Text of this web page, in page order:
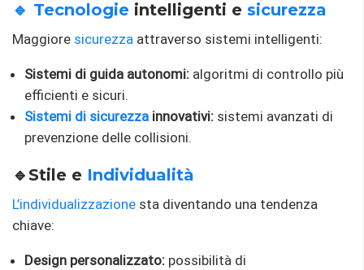
🔹 Tecnologie intelligenti e sicurezza
Maggiore sicurezza attraverso sistemi intelligenti:
Sistemi di guida autonomi: algoritmi di controllo più
efficienti e sicuri.
Sistemi di sicurezza innovativi: sistemi avanzati di
prevenzione delle collisioni.
🔹Stile e Individualità
L’individualizzazione sta diventando una tendenza
chiave:
Design personalizzato: possibilità di